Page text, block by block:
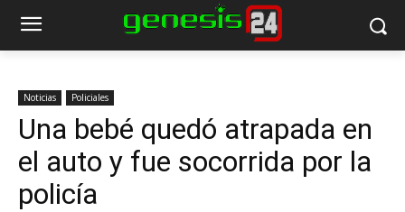
Noticias Policiales
Una bebé quedó atrapada en
el auto y fue socorrida por la
policía